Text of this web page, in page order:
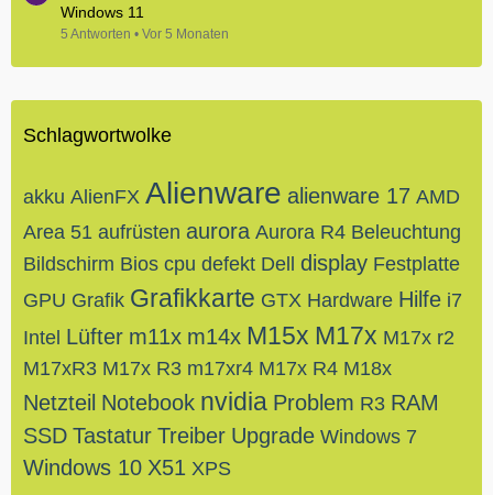
Windows 11
5 Antworten Vor 5 Monaten
Schlagwortwolke
akku AlienFX Alienware alienware 17 AMD
Area 51 aufrüsten aurora Aurora R4 Beleuchtung
Bildschirm Bios cpu defekt Dell display Festplatte
GPU Grafik Grafikkarte GTX Hardware Hilfe i7
Intel Lüfter m11x m14x M15x M17x M17x r2
M17xR3 M17x R3 m17xr4 M17x R4 M18x
Netzteil Notebook nvidia Problem R3 RAM
SSD Tastatur Treiber Upgrade Windows 7
Windows 10 X51 XPS